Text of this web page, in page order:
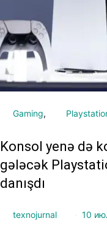
Gaming
Konsol yenə də
gələcək
danışdı
texnojurnal 10